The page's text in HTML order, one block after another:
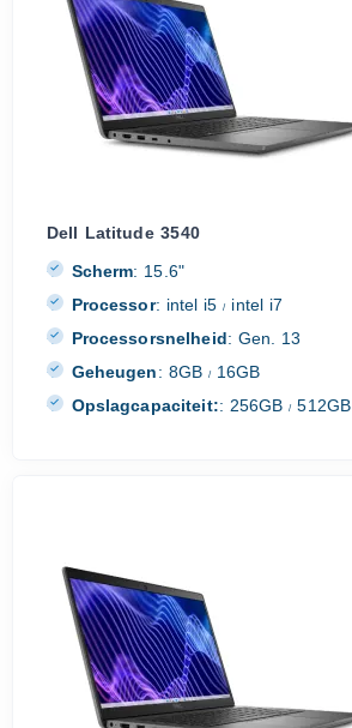
Dell Latitude 3540
Scherm: 15.6"
Processor: intel i5/ intel i7
Processorsnelheid: Gen. 13
Geheugen: 8GB / 16GB
Opslagcapaciteit:: 256GB/ 512GB